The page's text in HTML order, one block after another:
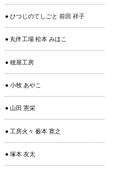
● ひつじのてしごと 前田 祥子
● 丸伴工場 松本 みほこ
● 穂屋工房
● 小牧 あやこ
● 山田 憲栄
● 工房火々 薮本 寛之
● 塚本 友太